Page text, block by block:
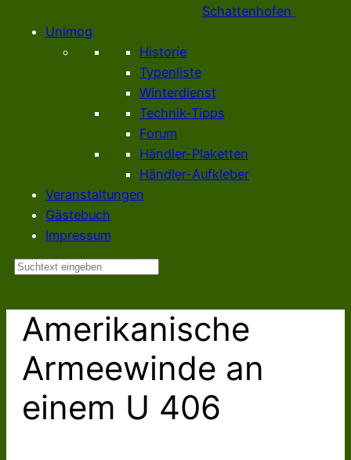
Schattenhofen
Unimog
Historie
Typenliste
Winterdienst
Technik-Tipps
Forum
Händler-Plaketten
Händler-Aufkleber
Veranstaltungen
Gästebuch
Impressum
Suchen
Amerikanische
Armeewinde an
einem U 406